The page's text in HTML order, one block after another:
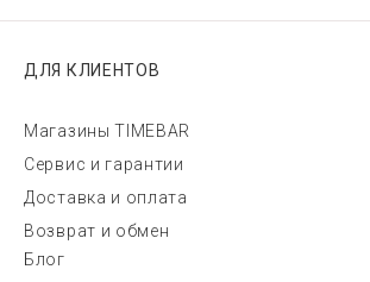
ДЛЯ КЛИЕНТОВ
Магазины TIMEBAR
Сервис и гарантии
Доставка и оплата
Возврат и обмен
Блог